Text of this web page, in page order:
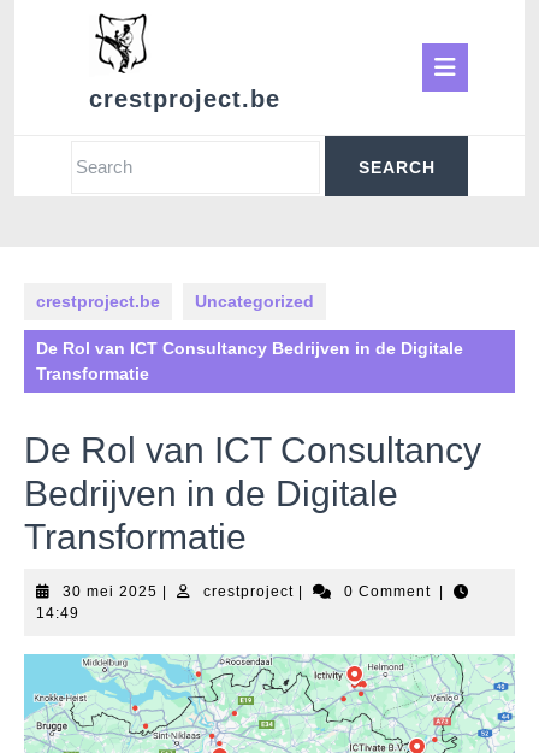
crestproject.be
Search
crestproject.be Uncategorized
De Rol van ICT Consultancy Bedrijven in de Digitale
Transformatie
De Rol van ICT Consultancy
Bedrijven in de Digitale
Transformatie
30 mei 2025 30
crestprojectcrestproject0 Comment
14:49